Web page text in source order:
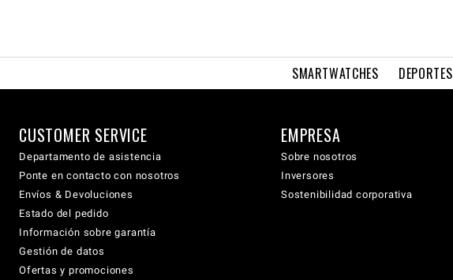
SMARTWATCHES DEPORTES
CUSTOMER SERVICE
Departamento de asistencia
Ponte en contacto con nosotros
Envíos & Devoluciones
Estado del pedido
Información sobre garantía
Gestión de datos
Ofertas y promociones
EMPRESA
Sobre nosotros
Inversores
Sostenibilidad corporativa